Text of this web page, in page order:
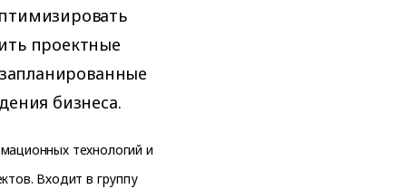
проектные
бизнеса.
технологий и
Входит в группу